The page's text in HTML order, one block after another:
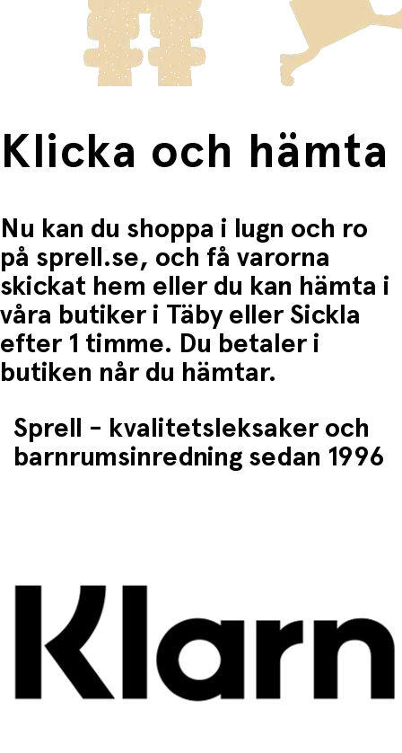
frakten för dessa varor visas i kassan.
Fri frakt när du handlar för mer än 1500:-
Klicka och hämta
Nu kan du shoppa i lugn och ro
på sprell.se, och få varorna
skickat hem eller du kan hämta i
våra butiker i Täby eller Sickla
efter 1 timme. Du betaler i
butiken når du hämtar.
Sprell - kvalitetsleksaker och
barnrumsinredning sedan 1996